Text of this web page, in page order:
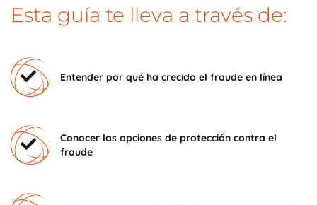
Esta guía te lleva a través de:
Entender por qué ha crecido el fraude en línea
Conocer las opciones de protección contra el
fraude